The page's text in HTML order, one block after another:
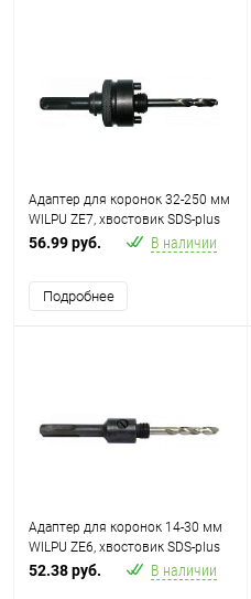
Адаптер для коронок 32-250 мм
WILPU ZE7, хвостовик SDS-plus
56.99 руб. В наличии
Подробнее
Адаптер для коронок 14-30 мм
WILPU ZE6, хвостовик SDS-plus
52.38 руб. В наличии